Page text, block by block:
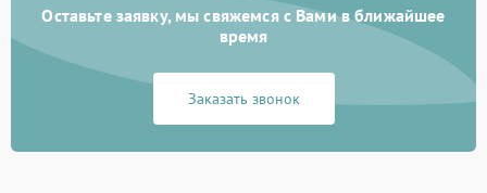
Оставьте заявку, мы свяжемся с Вами в ближайшее
время
Заказать звонок